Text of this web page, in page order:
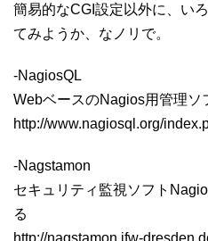
簡易的なCGI設定以外に、い
てみようか、なノリで。
-NagiosQL
WebベースのNagios用管理ソ
http://www.nagiosql.org/
-Nagstamon
セキュリティ監視ソフト
る
http://nagstamon.ifw-